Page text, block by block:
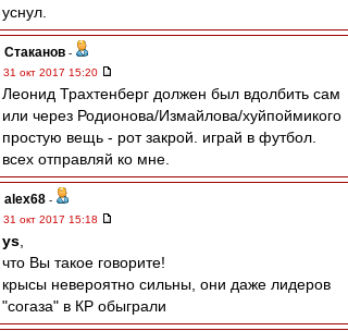
уснул.
Cтаканов -
31 окт 2017 15:20
Леонид Трахтенберг должен был вдолбить сам
или через Родионова/Измайлова/хуйпоймикого
простую вещь - рот закрой. играй в футбол.
всех отправляй ко мне.
alex68 -
31 окт 2017 15:18
ys
что Вы такое говорите!
крысы невероятно сильны, они даже лидеров
"согаза" в КР обыграли